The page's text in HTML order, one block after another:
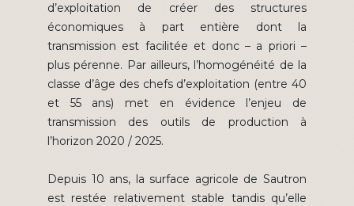
d’exploitation de créer des structures
économiques à part entière dont la
transmission est facilitée et donc – a priori –
plus pérenne. Par ailleurs, l’homogénéité de la
classe d’âge des chefs d’exploitation (entre 40
et 55 ans) met en évidence l’enjeu de
transmission des outils de production à
l’horizon 2020 / 2025.
Depuis 10 ans, la surface agricole de Sautron
est restée relativement stable tandis qu’elle